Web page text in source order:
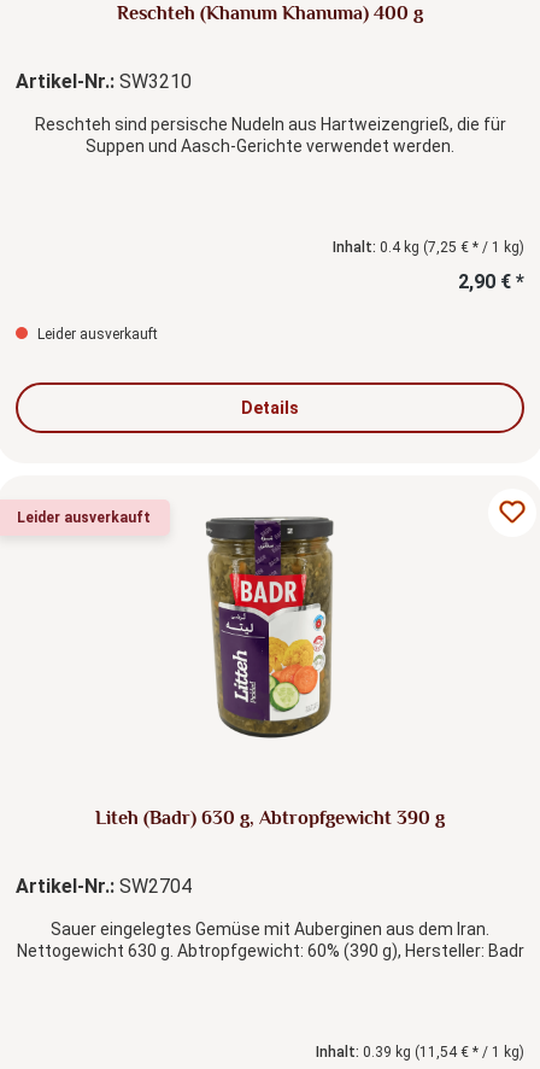
Reschteh (Khanum Khanuma) 400 g
Artikel-Nr.: SW3210
Reschteh sind persische Nudeln aus Hartweizengrieß, die für
Suppen und Aasch-Gerichte verwendet werden.
Inhalt: 0.4 kg (7,25 € * / 1 kg)
2,90 € *
Leider ausverkauft
Details
Leider ausverkauft
Liteh (Badr) 630 g, Abtropfgewicht 390 g
Artikel-Nr.: SW2704
Sauer eingelegtes Gemüse mit Auberginen aus dem Iran.
Nettogewicht 630 g. Abtropfgewicht: 60% (390 g), Hersteller: Badr
Inhalt: 0.39 kg (11,54 € * / 1 kg)